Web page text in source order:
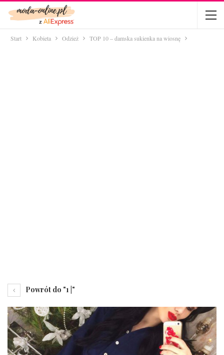
Start Kobieta Odzież TOP 10 – damska sukienka na wiosnę
Powrót do "1 |"